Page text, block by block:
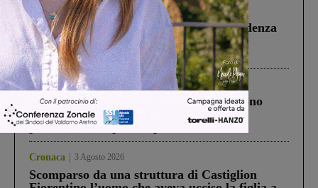
Figline Incisa Valdarno 1 Agosto 2026
Piscina di Figline finanziata oltre la scadenza
Pnrr, il gruppo di Fratelli d’Italia: “Un
ringraziamento al Governo”
Cronaca 4 Agosto 2026
Un anno fa la strage in A1 in cui morirono
Gianni, Giulia e Franco. Lo schianto, il
processo, lo stop ai sorpassi fra tir....
Cronaca 3 Agosto 2026
Scomparso da una struttura di Castiglion